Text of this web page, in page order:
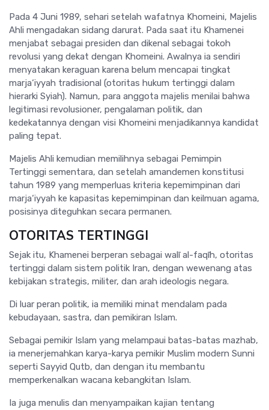
Pada 4 Juni 1989, sehari setelah wafatnya Khomeini, Majelis
Ahli mengadakan sidang darurat. Pada saat itu Khamenei
menjabat sebagai presiden dan dikenal sebagai tokoh
revolusi yang dekat dengan Khomeini. Awalnya ia sendiri
menyatakan keraguan karena belum mencapai tingkat
marja‘iyyah tradisional (otoritas hukum tertinggi dalam
hierarki Syiah). Namun, para anggota majelis menilai bahwa
legitimasi revolusioner, pengalaman politik, dan
kedekatannya dengan visi Khomeini menjadikannya kandidat
paling tepat.
Majelis Ahli kemudian memilihnya sebagai Pemimpin
Tertinggi sementara, dan setelah amandemen konstitusi
tahun 1989 yang memperluas kriteria kepemimpinan dari
marja‘iyyah ke kapasitas kepemimpinan dan keilmuan agama,
posisinya diteguhkan secara permanen.
OTORITAS TERTINGGI
Sejak itu, Khamenei berperan sebagai walī al-faqīh, otoritas
tertinggi dalam sistem politik Iran, dengan wewenang atas
kebijakan strategis, militer, dan arah ideologis negara.
Di luar peran politik, ia memiliki minat mendalam pada
kebudayaan, sastra, dan pemikiran Islam.
Sebagai pemikir Islam yang melampaui batas-batas mazhab,
ia menerjemahkan karya-karya pemikir Muslim modern Sunni
seperti Sayyid Qutb, dan dengan itu membantu
memperkenalkan wacana kebangkitan Islam.
Ia juga menulis dan menyampaikan kajian tentang